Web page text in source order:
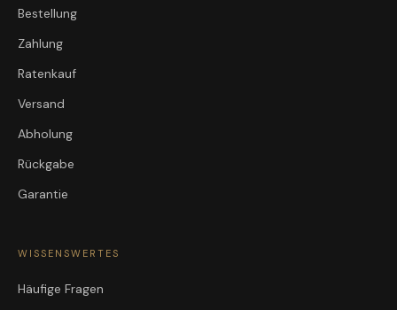
Bestellung
Zahlung
Ratenkauf
Versand
Abholung
Rückgabe
Garantie
WISSENSWERTES
Häufige Fragen